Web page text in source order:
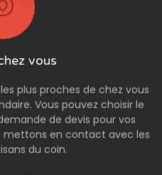
vous
plus proches de chez vous
Vous pouvez choisir le
de devis pour vos
mettons en contact avec les
du coin.